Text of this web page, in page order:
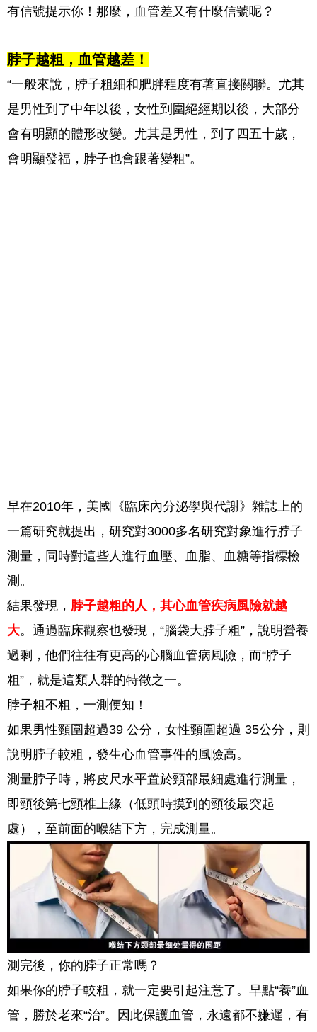
有信號提示你！那麼，血管差又有什麼信號呢？
脖子越粗，血管越差！
“一般來說，脖子粗細和肥胖程度有著直接關聯。尤其
是男性到了中年以後，女性到圍絕經期以後，大部分
會有明顯的體形改變。尤其是男性，到了四五十歲，
會明顯發福，脖子也會跟著變粗”。
早在2010年，美國《臨床內分泌學與代謝》雜誌上的
一篇研究就提出，研究對3000多名研究對象進行脖子
測量，同時對這些人進行血壓、血脂、血糖等指標檢
測。
結果發現， 脖子越粗的人，其心血管疾病風險就越
大。通過臨床觀察也發現，“腦袋大脖子粗”，說明營養
過剩，他們往往有更高的心腦血管病風險，而“脖子
粗”，就是這類人群的特徵之一。
脖子粗不粗，一測便知！
如果男性頸圍超過39 公分，女性頸圍超過 35公分，則
說明脖子較粗，發生心血管事件的風險高。
測量脖子時，將皮尺水平置於頸部最細處進行測量，
即頸後第七頸椎上緣（低頭時摸到的頸後最突起
處），至前面的喉結下方，完成測量。
測完後，你的脖子正常嗎？
如果你的脖子較粗，就一定要引起注意了。早點“養”血
管，勝於老來“治”。因此保護血管 ，永遠都不嫌遲，有